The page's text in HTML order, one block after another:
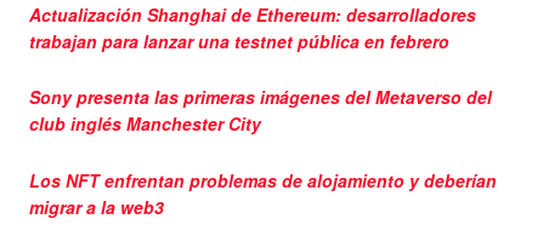
Actualización Shanghai de Ethereum: desarrolladores
trabajan para lanzar una testnet pública en febrero
Sony presenta las primeras imágenes del Metaverso del
club inglés Manchester City
Los NFT enfrentan problemas de alojamiento y deberían
migrar a la web3